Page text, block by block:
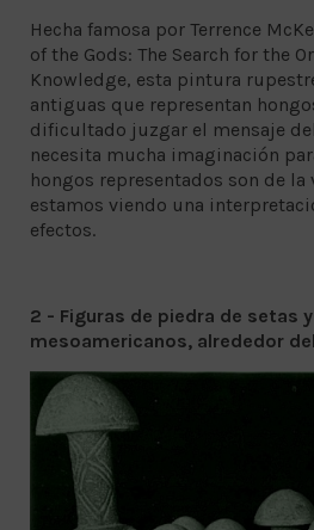
Hecha famosa por Terrence
of the Gods: The Search for the
Knowledge, esta pintura
antiguas que representan
dificultado juzgar el mensaje
necesita mucha imaginación
hongos representados son de
estamos viendo una
efectos.
2 - Figuras de piedra de setas
mesoamericanos, alrededor